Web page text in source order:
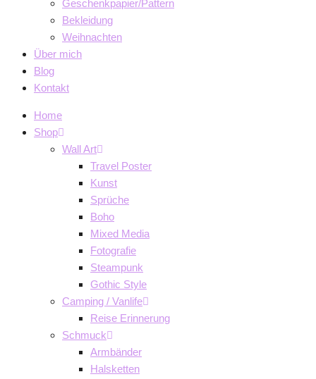
Geschenkpapier/Pattern
Bekleidung
Weihnachten
Über mich
Blog
Kontakt
Home
Shop
Wall Art
Travel Poster
Kunst
Sprüche
Boho
Mixed Media
Fotografie
Steampunk
Gothic Style
Camping / Vanlife
Reise Erinnerung
Schmuck
Armbänder
Halsketten